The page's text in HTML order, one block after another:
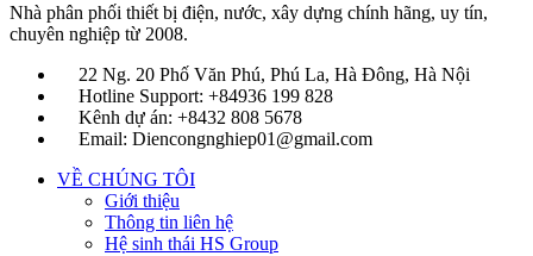
Nhà phân phối thiết bị điện, nước, xây dựng chính hãng, uy tín,
chuyên nghiệp từ 2008.
22 Ng. 20 Phố Văn Phú, Phú La, Hà Đông, Hà Nội
Hotline Support: +84936 199 828
Kênh dự án: +8432 808 5678
Email: Diencongnghiep01@gmail.com
VỀ CHÚNG TÔI
Giới thiệu
Thông tin liên hệ
Hệ sinh thái HS Group